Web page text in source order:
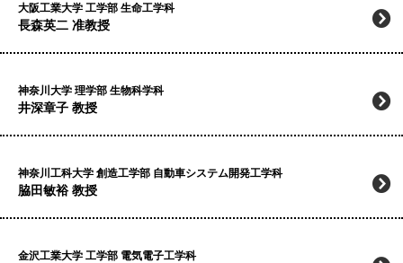
大阪工業大学 工学部 生命工学科
長森英二 准教授
神奈川大学 理学部 生物科学科
井深章子 教授
神奈川工科大学 創造工学部 自動車システム開発工学科
脇田敏裕 教授
金沢工業大学 工学部 電気電子工学科